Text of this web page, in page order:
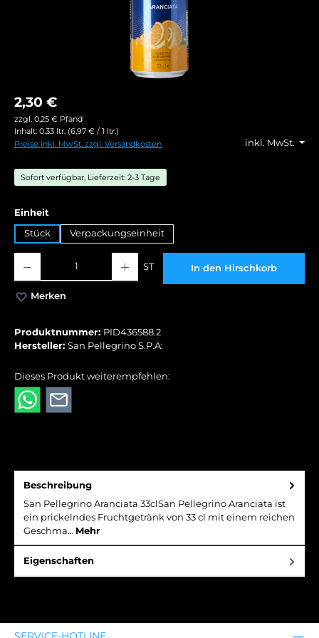
2,30 €
zzgl. 0,25 € Pfand
Inhalt: 0.33 ltr. (6,97 € / 1 ltr.)
inkl. MwSt.
Preise inkl. MwSt. zzgl. Versandkosten
Sofort verfügbar, Lieferzeit: 2-3 Tage
Einheit
Stück
Verpackungseinheit
ST In den Hirschkorb
Merken
Produktnummer: PID436588.2
Hersteller: San Pellegrino S.P.A:
Dieses Produkt weiterempfehlen:
Beschreibung
San Pellegrino Aranciata 33clSan Pellegrino Aranciata ist
ein prickelndes Fruchtgetränk von 33 cl mit einem reichen
Geschma… Mehr
Eigenschaften